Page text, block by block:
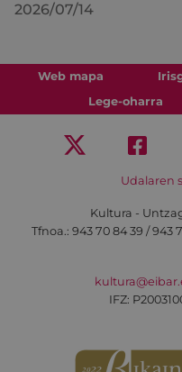
2026/07/14
Web mapa
Lege-oharra
Udalaren
Kultura -
Tfnoa.: 943 70 84 39 / 943
IFZ: